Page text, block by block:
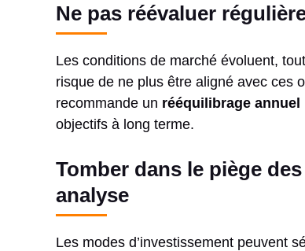
Ne pas réévaluer
Les conditions de marché évoluent,
risque de ne plus être aligné avec ces
recommande un rééquilibrage
objectifs à long terme.
Tomber dans le piège
analyse
Les modes d’investissement peuvent